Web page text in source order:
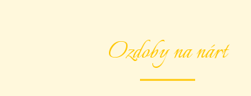
Ozdoby na nárt